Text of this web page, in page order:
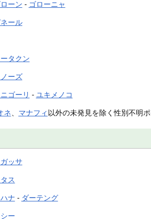
ーン - ゴローニャ
ール
ータクン
ーズ
ゴーリ - ユキメノコ
ネ マナフィ 以外の未発見を除く性別不明
ッサ
ス
ナ - ダーテング
ー